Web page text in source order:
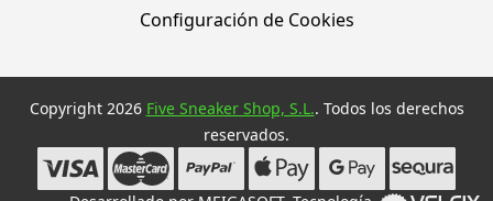
Configuración de Cookies
Copyright 2026 Five Sneaker Shop, S.L.. Todos los derechos
reservados.